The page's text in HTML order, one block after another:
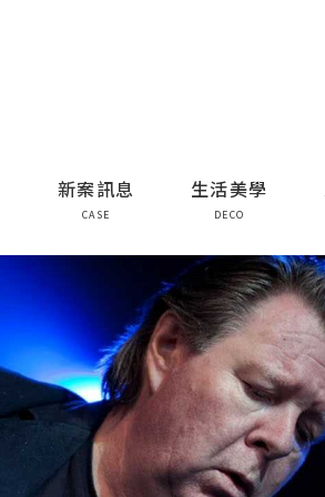
新案訊息
CASE
生活美學
DECO